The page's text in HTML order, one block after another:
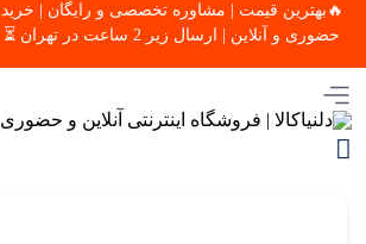
🔥بهترین قیمت | مشاوره تخصصی و رایگان | خرید
حضوری و آنلاین | ارسال زیر 2 ساعت در تهران ⏳